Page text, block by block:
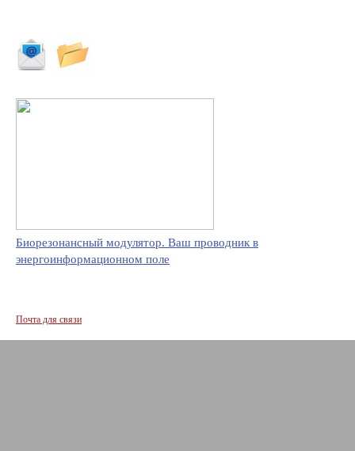
Биорезонансный модулятор. Ваш проводник в
энергоинформационном поле
Почта для связи